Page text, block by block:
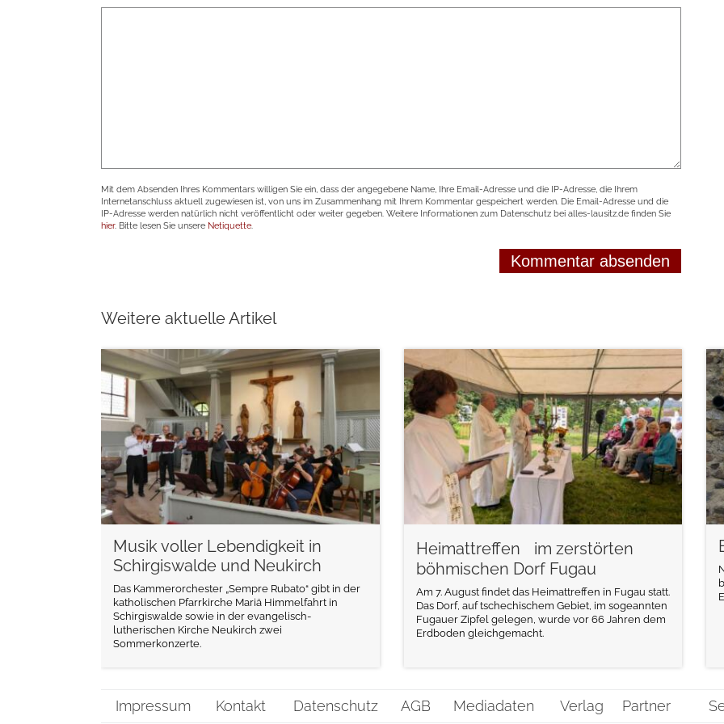
Mit dem Absenden Ihres Kommentars willigen Sie ein, dass der angegebene Name, Ihre Email-Adresse und die IP-Adresse, die Ihrem
Internetanschluss aktuell zugewiesen ist, von uns im Zusammenhang mit Ihrem Kommentar gespeichert werden. Die Email-Adresse und die
IP-Adresse werden natürlich nicht veröffentlicht oder weiter gegeben. Weitere Informationen zum Datenschutz bei alles-lausitz.de finden Sie
hier. Bitte lesen Sie unsere Netiquette.
Weitere aktuelle Artikel
Musik voller Lebendigkeit in
Schirgiswalde und Neukirch
Das Kammerorchester „Sempre Rubato“ gibt in der
katholischen Pfarrkirche Mariä Himmelfahrt in
Schirgiswalde sowie in der evangelisch-
lutherischen Kirche Neukirch zwei
Sommerkonzerte.
weiterlesen
Heimattreffen im zerstörten
böhmischen Dorf Fugau
Am 7. August findet das Heimattreffen in Fugau statt.
Das Dorf, auf tschechischem Gebiet, im sogeannten
Fugauer Zipfel gelegen, wurde vor 66 Jahren dem
Erdboden gleichgemacht.
weiterlesen
Impressum Kontakt Datenschutz AGB Mediadaten Verlag Partner